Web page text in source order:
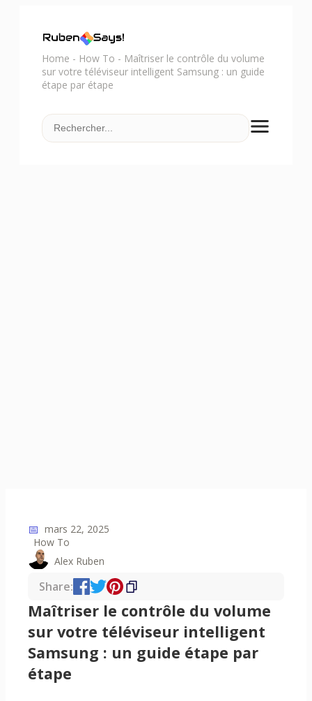
Home - How To - Maîtriser le contrôle du volume
sur votre téléviseur intelligent Samsung : un guide
étape par étape
📅 mars 22, 2025
How To
Alex Ruben
Share:
Maîtriser le contrôle du volume
sur votre téléviseur intelligent
Samsung : un guide étape par
étape